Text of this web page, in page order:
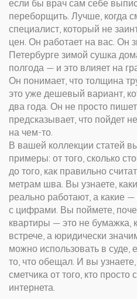
если бы врач сам себе
переборщить. Лучше, когда
специалист, который не
цен. Он работает на вас. Он
Петербурге зимой сушка
полгода — и это влияет на
Он понимает, что толщина
это уже дешевый вариант,
два года. Он не просто
предсказывает, что пойдет
на чем-то.
В вашей коллекции статей
примеры: от того, сколько
до того, как правильно
метрам шва. Вы узнаете,
реально работают, а какие
с цифрами. Вы поймете,
квартиры — это не бумажка,
встрече, а юридически
можно использовать в суде,
то, что обещал. И вы
сметчика от того, кто
интернета.